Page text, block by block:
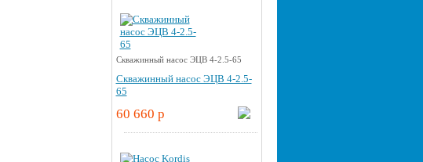
Скважинный насос ЭЦВ 4-2.5-65
Скважинный насос ЭЦВ 4-2.5-
65
60 660 p